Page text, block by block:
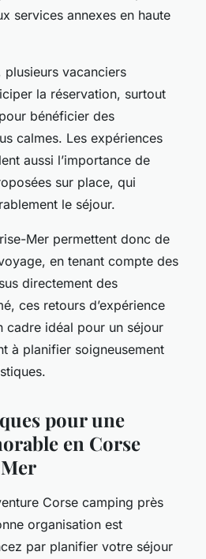
services annexes en haute
plusieurs vacanciers
la réservation, surtout
bénéficier des
calmes. Les expériences
aussi l’importance de
sur place, qui
le séjour.
Mer permettent donc de
en tenant compte des
directement des
ces retours d’expérience
cadre idéal pour un séjour
à planifier soigneusement
pour une
en Corse
Corse camping près
organisation est
par planifier votre séjour